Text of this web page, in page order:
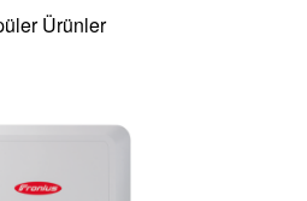
Ürünler